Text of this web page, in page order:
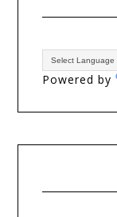
Powered by